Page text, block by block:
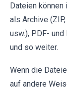
Dateien können
als Archive
usw.), PDF-
und so weiter.
Wenn die
auf andere